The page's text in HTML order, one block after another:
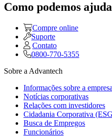
Como podemos
Compre online
Suporte
Contato
0800-770-5355
Sobre a Advantech
Informações sobre a empresa
Notícias corporativas
Relações com investidores
Cidadania Corporativa
Busca de Empregos
Funcionários